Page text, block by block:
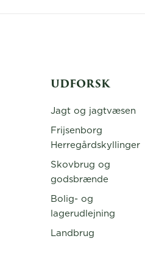
UDFORSK
Jagt og jagtvæsen
Frijsenborg
Herregårdskyllinger
Skovbrug og
godsbrænde
Bolig- og
lagerudlejning
Landbrug